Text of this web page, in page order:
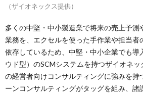
（ザイオネックス提供）
多くの中堅・中小製造業で将来の売上予測
業務を、エクセルを使った手作業や担当者
依存しているため、中堅・中小企業でも導
ウド型）のSCMシステムを持つザイオネ
の経営者向けコンサルティングに強みを持
ーンコンサルティングがタッグを組み、諸